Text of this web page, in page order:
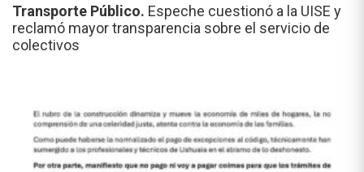
Transporte Público. Espeche cuestionó a la UISE y
reclamó mayor transparencia sobre el servicio de
colectivos